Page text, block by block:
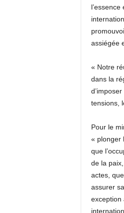
assiégée
« Notre
dans la
tensions,
Pour le
« plonger
que
de la
actes,
assurer
exception